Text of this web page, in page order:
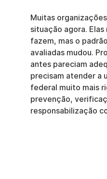
Muitas
situação agora. Elas
fazem, mas o
avaliadas mudou.
antes pareciam
precisam atender a
federal muito mais
prevenção,
responsabilização